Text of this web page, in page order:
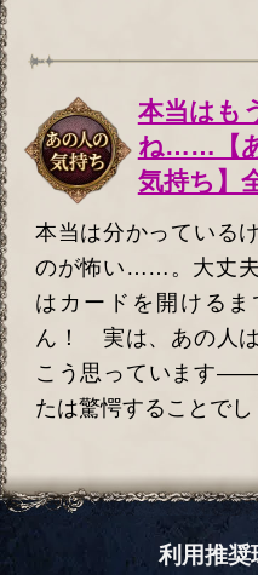
本当はも
ね……【
気持ち】
本当は分かっている
のが怖い……。大丈夫
はカードを開ける
ん！ 実は、あの人
こう思っています
たは驚愕することでし
利用推奨